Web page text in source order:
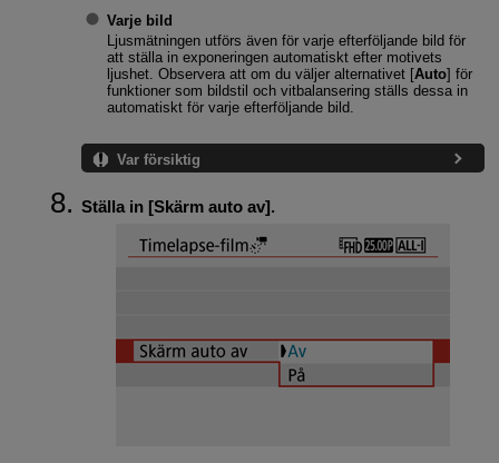
Varje bild
Ljusmätningen utförs även för varje efterföljande bild för
att ställa in exponeringen automatiskt efter motivets
ljushet. Observera att om du väljer alternativet [Auto] för
funktioner som bildstil och vitbalansering ställs dessa in
automatiskt för varje efterföljande bild.
Var försiktig
Ställa in [Skärm auto av].